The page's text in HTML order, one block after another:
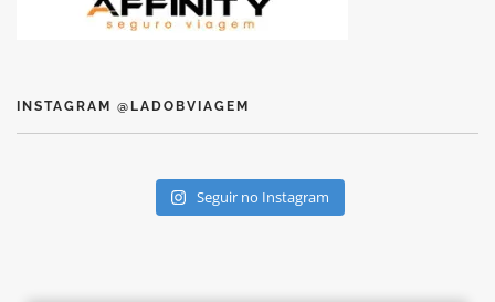
INSTAGRAM @LADOBVIAGEM
Seguir no Instagram